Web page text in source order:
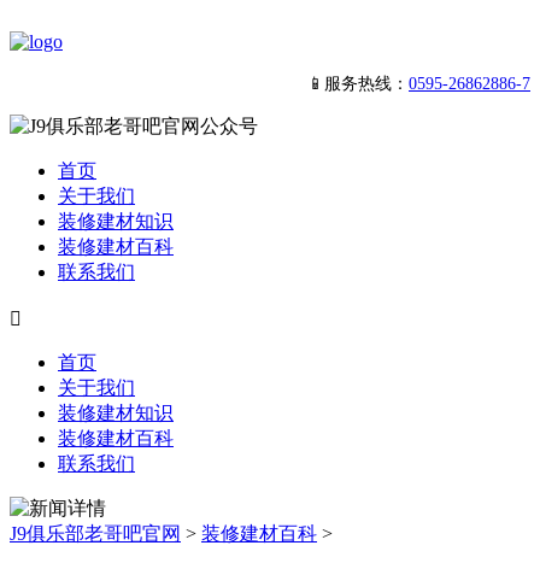
📱服务热线： 0595-26862886-7
首页
关于我们
装修建材知识
装修建材百科
联系我们

首页
关于我们
装修建材知识
装修建材百科
联系我们
J9俱乐部老哥吧官网 > 装修建材百科 >